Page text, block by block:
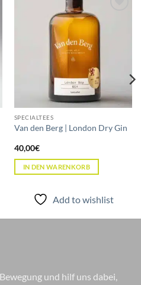
SPECIALTEES
Van den Berg | London Dry Gin
40,00€
IN DEN WARENKORB
Add to wishlist
und hilf uns dabei,